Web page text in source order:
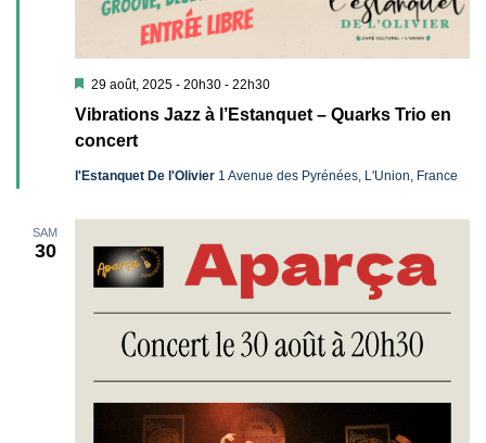
Vibrations Jazz à l’Estanquet – Quarks Trio en
concert
Mis
avant
29 août, 2025 - 20h30- 22h30
l'Estanquet De l'Olivier 1 Avenue des Pyrénées, L'Union, France
SAM
30